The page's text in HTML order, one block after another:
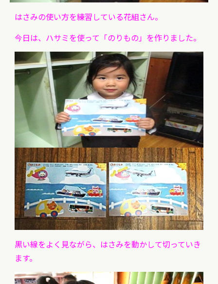
はさみの使い方を練習している花組さん。
今日は、ハサミを使って「のりもの」を作りました。
黒い線をよく見ながら、はさみを動かして切っていき
ます。